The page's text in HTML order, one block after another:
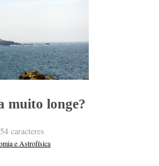
muito longe?
caracteres
e Astrofísica